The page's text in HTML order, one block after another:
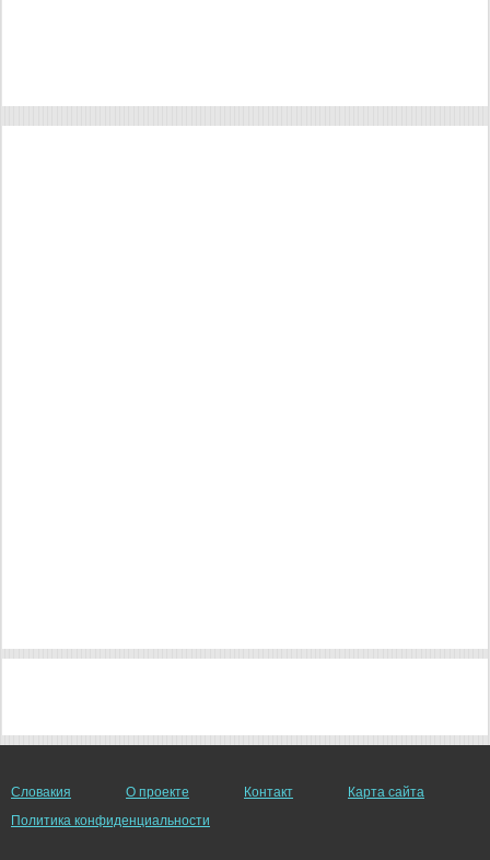
Словакия О проекте Контакт
Карта сайта
Политика конфиденциальности